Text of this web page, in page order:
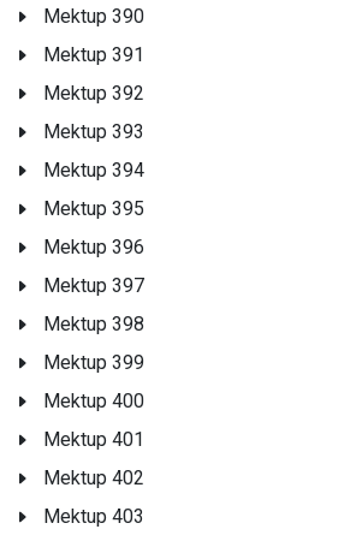
Mektup 390
Mektup 391
Mektup 392
Mektup 393
Mektup 394
Mektup 395
Mektup 396
Mektup 397
Mektup 398
Mektup 399
Mektup 400
Mektup 401
Mektup 402
Mektup 403